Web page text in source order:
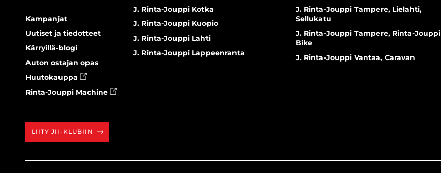
Kampanjat
Uutiset ja tiedotteet
Kärryillä-blogi
Auton ostajan opas
Huutokauppa
Rinta-Jouppi Machine
J. Rinta-Jouppi Kotka
J. Rinta-Jouppi Kuopio
J. Rinta-Jouppi Lahti
J. Rinta-Jouppi Lappeenranta
J. Rinta-Jouppi Tampere, Lielahti,
Sellukatu
J. Rinta-Jouppi Tampere, Rinta-Jouppi
Bike
J. Rinta-Jouppi Vantaa, Caravan
LIITY JII-KLUBIIN